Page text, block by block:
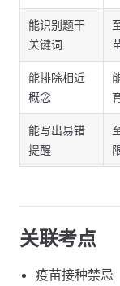
能识别题干
关键词
能排除相近
概念
能写出易错
提醒
关联考点
疫苗接种禁忌